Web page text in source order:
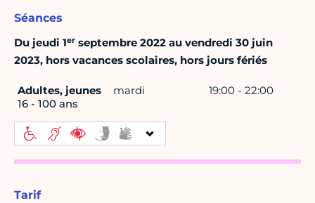
Séances
Du jeudi 1er septembre 2022 au vendredi 30 juin
2023, hors vacances scolaires, hors jours fériés
Adultes, jeunes
16 - 100 ans
mardi 19:00 - 22:00
Tarif